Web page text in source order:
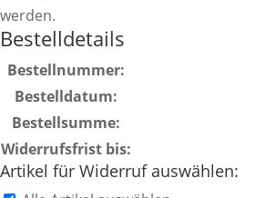
werden.
Bestelldetails
Bestellnummer:
Bestelldatum:
Bestellsumme:
Widerrufsfrist bis:
Artikel für Widerruf auswählen: